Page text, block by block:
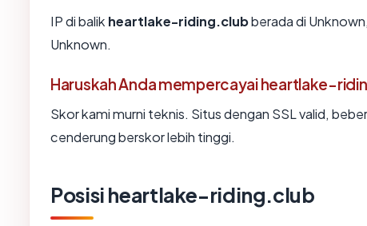
IP di balik heartlake-riding.clubberada di
Unknown.
Haruskah Anda mempercayai heartlake-
Skor kami murni teknis. Situs dengan SSL valid,
cenderung berskor lebih tinggi.
Posisi heartlake-riding.club